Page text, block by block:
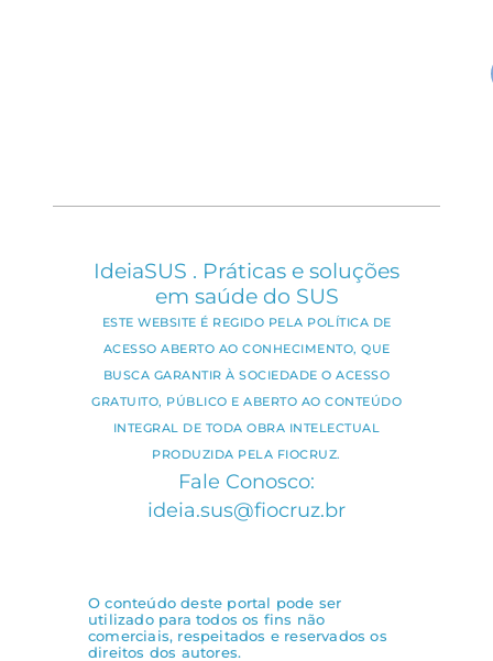
IdeiaSUS . Práticas e soluções
em saúde do SUS
ESTE WEBSITE É REGIDO PELA POLÍTICA DE
ACESSO ABERTO AO CONHECIMENTO, QUE
BUSCA GARANTIR À SOCIEDADE O ACESSO
GRATUITO, PÚBLICO E ABERTO AO CONTEÚDO
INTEGRAL DE TODA OBRA INTELECTUAL
PRODUZIDA PELA FIOCRUZ.
Fale Conosco:
ideia.sus@fiocruz.br
O conteúdo deste portal pode ser
utilizado para todos os fins não
comerciais, respeitados e reservados os
direitos dos autores.